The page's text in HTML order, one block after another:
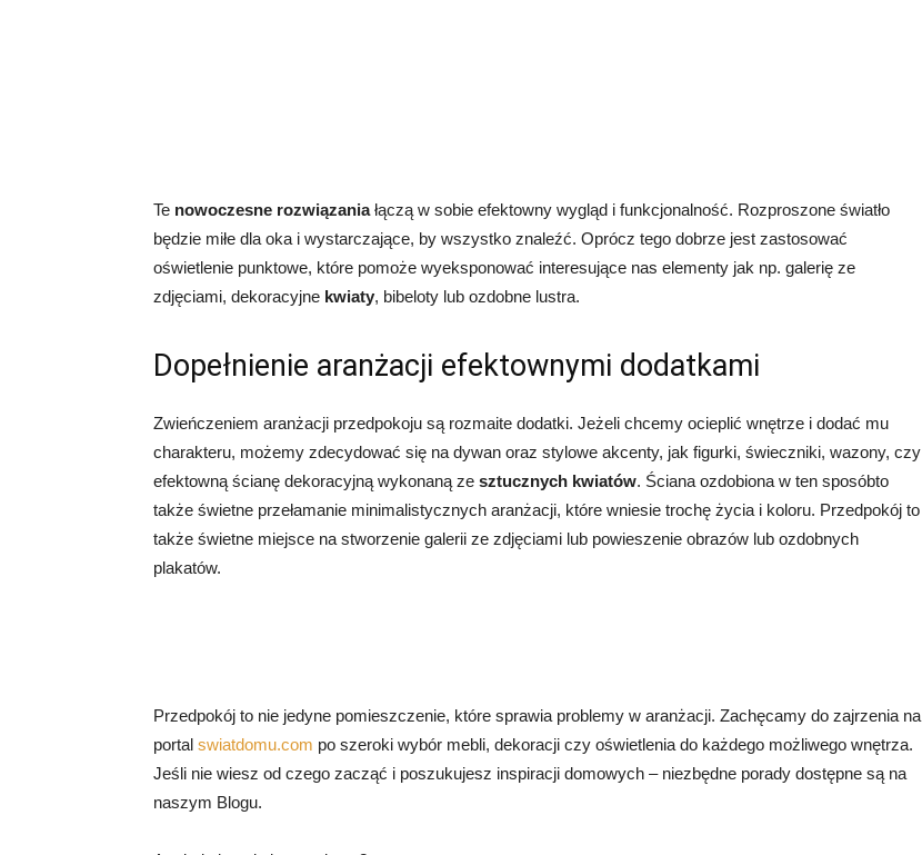
Te nowoczesne rozwiązaniałączą w sobie efektowny wygląd i funkcjonalność. Rozproszone światło
będzie miłe dla oka i wystarczające, by wszystko znaleźć. Oprócz tego dobrze jest zastosować
oświetlenie punktowe, które pomoże wyeksponować interesujące nas elementy jak np. galerię ze
zdjęciami, dekoracyjne kwiaty, bibeloty lub ozdobne lustra.
Dopełnienie aranżacji efektownymi dodatkami
Zwieńczeniem aranżacji przedpokoju są rozmaite dodatki. Jeżeli chcemy ocieplić wnętrze i dodać mu
charakteru, możemy zdecydować się na dywan oraz stylowe akcenty, jak figurki, świeczniki, wazony, czy
efektowną ścianę dekoracyjną wykonaną ze sztucznych kwiatów. Ściana ozdobiona w ten sposóbto
także świetne przełamanie minimalistycznych aranżacji, które wniesie trochę życia i koloru. Przedpokój to
także świetne miejsce na stworzenie galerii ze zdjęciami lub powieszenie obrazów lub ozdobnych
plakatów.
Przedpokój to nie jedyne pomieszczenie, które sprawia problemy w aranżacji. Zachęcamy do zajrzenia na
portal swiatdomu.com po szeroki wybór mebli, dekoracji czy oświetlenia do każdego możliwego wnętrza.
Jeśli nie wiesz od czego zacząć i poszukujesz inspiracji domowych – niezbędne porady dostępne są na
naszym Blogu.